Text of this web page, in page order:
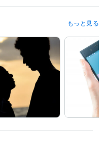
: 2年
万円を稼いだ話
年
年
年
年
もっと見る